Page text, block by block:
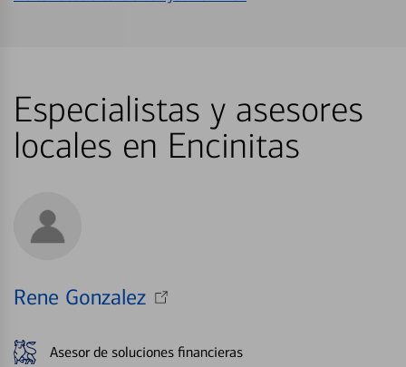
Especialistas y asesores
locales en Encinitas
Rene Gonzalez
Asesor de soluciones financieras